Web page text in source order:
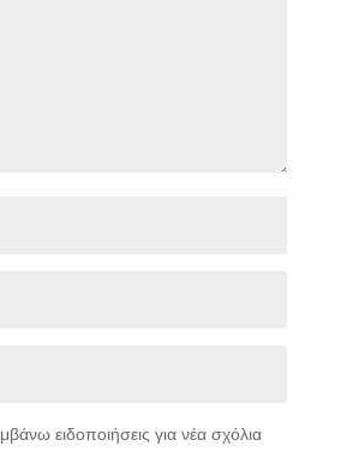
ειδοποιήσεις για νέα σχόλια